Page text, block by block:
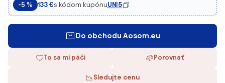
-5 % 133 €s kódom kupónuUNI5
Do obchodu Aosom.eu
To sa mi páči Porovnať
Sledujte cenu